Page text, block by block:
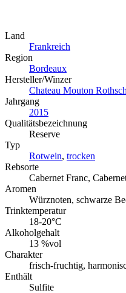
Land
Frankreich
Region
Bordeaux
Hersteller/Winzer
Chateau Mouton
Jahrgang
2015
Qualitätsbezeichnung
Reserve
Typ
Rotwein, trocken
Rebsorte
Cabernet Franc,
Aromen
Würznoten, schwarze
Trinktemperatur
18-20°C
Alkoholgehalt
13 %vol
Charakter
frisch-fruchtig,
Enthält
Sulfite